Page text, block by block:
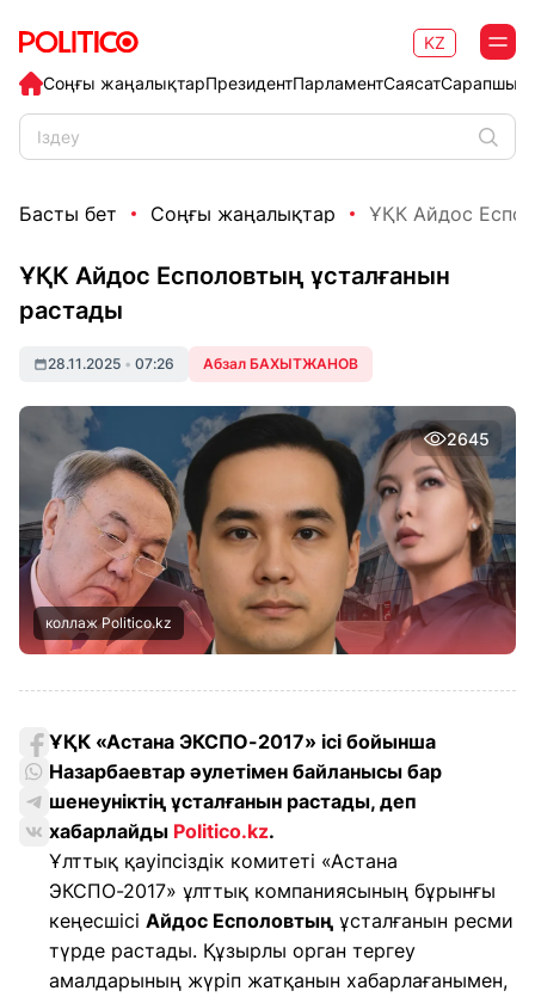
Соңғы жаңалықтарПрезидентПарламентСаясат
KZ
Басты бет Соңғы жаңалықтар ҰҚК Айдос
ҰҚК Айдос Есполовтың ұсталғанын
растады
28.11.2025 • 07:26 Абзал БАХЫТЖАНОВ
2645
коллаж Politico.kz
ҰҚК «Астана ЭКСПО-2017» ісі бойынша
Назарбаевтар әулетімен байланысы бар
шенеуніктің ұсталғанын растады, деп
хабарлайды Politico.kz.
Ұлттық қауіпсіздік комитеті «Астана
ЭКСПО-2017» ұлттық компаниясының бұрынғы
кеңесшісі Айдос Есполовтың ұсталғанын ресми
түрде растады. Құзырлы орган тергеу
амалдарының жүріп жатқанын хабарлағанымен,